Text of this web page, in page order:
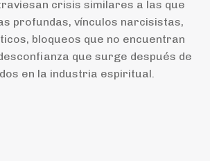
crisis similares a las que
profundas, vínculos narcisistas,
bloqueos que no encuentran
que surge después de
en la industria espiritual.